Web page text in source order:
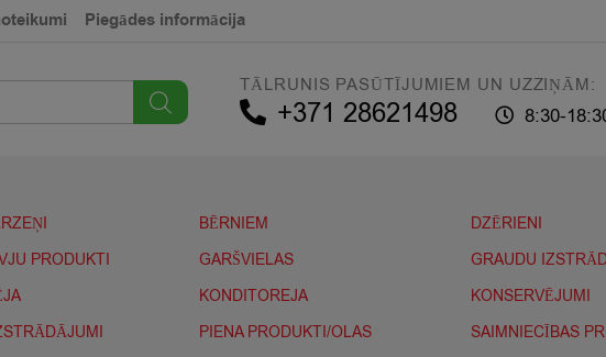
Piegādes informācija
TĀLRUNIS PASŪTĪJUMIEM UN UZZIŅĀM:
+371 28621498 8:30-
BĒRNIEM
DZĒRIENI
PRODUKTI GARŠVIELAS
GRAUDU
KONDITOREJA
KONSERVĒJUMI
PIENA PRODUKTI/OLAS
SAIMNIECĪBAS